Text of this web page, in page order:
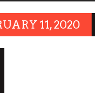
11, 2020